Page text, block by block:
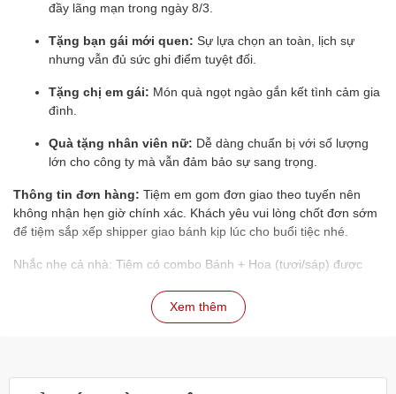
đầy lãng mạn trong ngày 8/3.
Tặng bạn gái mới quen: Sự lựa chọn an toàn, lịch sự
nhưng vẫn đủ sức ghi điểm tuyệt đối.
Tặng chị em gái: Món quà ngọt ngào gắn kết tình cảm gia
đình.
Quà tặng nhân viên nữ: Dễ dàng chuẩn bị với số lượng
lớn cho công ty mà vẫn đảm bảo sự sang trọng.
Thông tin đơn hàng: Tiệm em gom đơn giao theo tuyến nên
không nhận hẹn giờ chính xác. Khách yêu vui lòng chốt đơn sớm
để tiệm sắp xếp shipper giao bánh kịp lúc cho buổi tiệc nhé.
Nhắc nhẹ cả nhà: Tiệm có combo Bánh + Hoa (tươi/sáp) được
Xem thêm